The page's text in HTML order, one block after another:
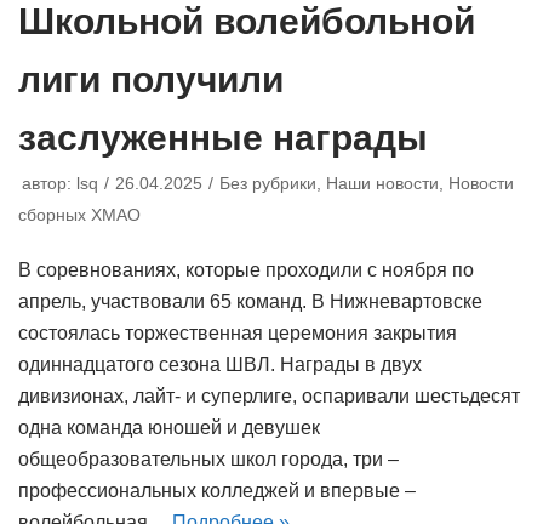
Школьной волейбольной
лиги получили
заслуженные награды
автор: lsq 26.04.2025 Без рубрики, Наши новости, Новости
сборных ХМАО
В соревнованиях, которые проходили с ноября по
апрель, участвовали 65 команд. В Нижневартовске
состоялась торжественная церемония закрытия
одиннадцатого сезона ШВЛ. Награды в двух
дивизионах, лайт- и суперлиге, оспаривали шестьдесят
одна команда юношей и девушек
общеобразовательных школ города, три –
профессиональных колледжей и впервые –